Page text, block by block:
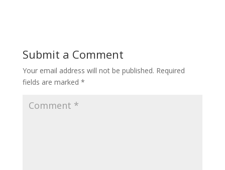
Submit a Comment
Your email address will not be published. Required
fields are marked *